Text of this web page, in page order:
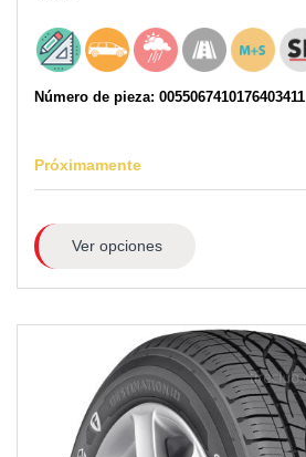
Número de pieza: 0055067410176403411
Próximamente
Ver opciones